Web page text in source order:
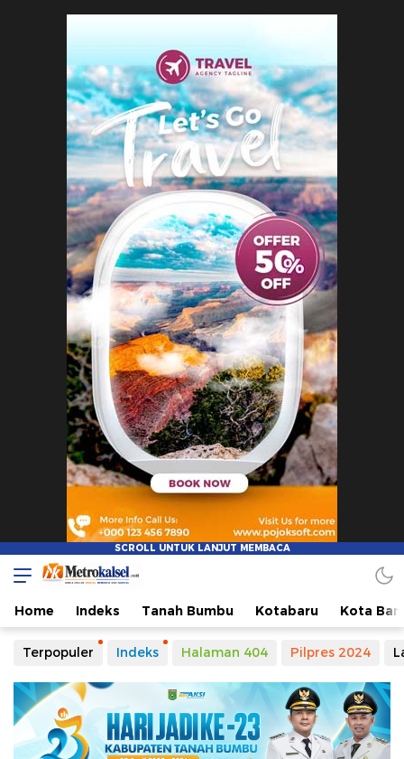
Metro Kalsel
Media Online Terkini, Faktual dan Mendidik
Home Indeks Tanah Bumbu Kotabaru Kota
Terpopuler Indeks Halaman 404 Pilpres 2024